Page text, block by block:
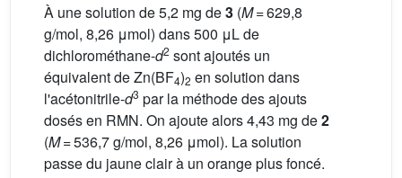
À une solution de 5,2 mg de3 (M= 629,8
g/mol, 8,26 μmol) dans 500 μL de
dichlorométhane-d2 sont ajoutés un
équivalent de Zn(BF4)2 en solution dans
l'acétonitrile-d3 par la méthode des ajouts
dosés en RMN. On ajoute alors 4,43 mg de2
(M= 536,7 g/mol, 8,26 μmol). La solution
passe du jaune clair à un orange plus foncé.